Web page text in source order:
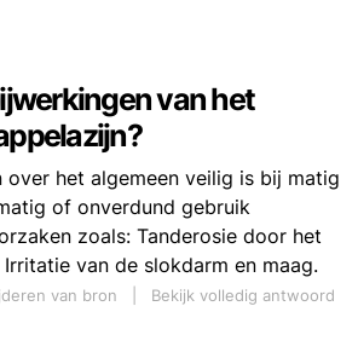
van het
over het algemeen veilig is bij matig
of onverdund gebruik
zoals: Tanderosie door het
van de slokdarm en maag.
van bron
Bekijk volledig antwoord